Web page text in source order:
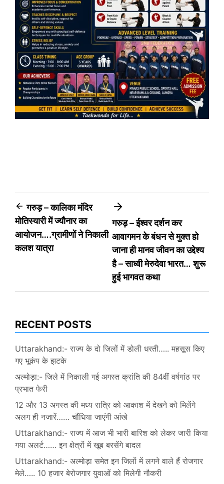
Post
navigation
गरुड़ – कालिका मंदिर
मोतिस्यारी में ज्यौनार का
आयोजन….ग्रामीणों ने निकाली
कलश यात्रा
गरुड़ – ईश्वर दर्शन कर
आवागमन के बंधन से मुक्त हो
जाना ही मानव जीवन का उद्देश्य
है – साध्वी मेरुदेवा भारत… शुरू
हुई भागवत कथा
RECENT POSTS
Uttarakhand:- राज्य के दो जिलों में डोली धरती….. महसूस किए
गए भूकंप के झटके
अल्मोड़ा:- जिले में निकाली गई अगस्त क्रांति की 84वीं वर्षगांठ पर
प्रभात फेरी
12 और 13 अगस्त की मध्य रात्रि को आकाश में देखने को मिलेंगे
अलग ही नजारें…… चौंधिया जाएंगी आंखे
Uttarakhand:- राज्य में आज भी भारी बारिश को लेकर जारी किया
गया अलर्ट…… इन क्षेत्रों में खूब बरसेंगे बादल
Uttarakhand:- अल्मोड़ा समेत इन जिलों में लगने वाले हैं रोजगार
मेले….. 10 हजार बेरोजगार युवाओं को मिलेगी नौकरी